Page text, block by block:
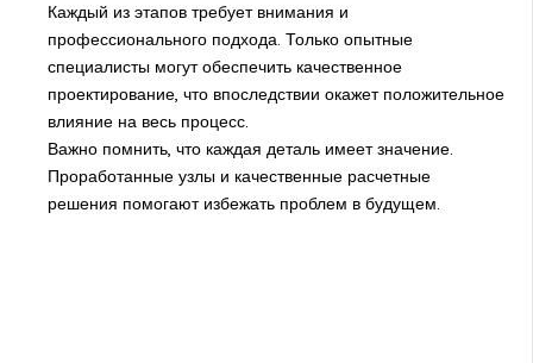
Каждый из этапов требует внимания и
профессионального подхода. Только опытные
специалисты могут обеспечить качественное
проектирование, что впоследствии окажет положительное
влияние на весь процесс.
Важно помнить, что каждая деталь имеет значение.
Проработанные узлы и качественные расчетные
решения помогают избежать проблем в будущем.